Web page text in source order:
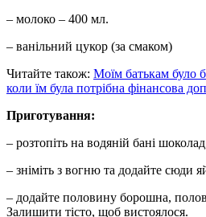
– молоко – 400 мл.
– ванільний цукор (за смаком)
Читайте також: Моїм батькам було
коли їм була потрібна фінансова
Приготування:
– розтопіть на водяній бані
– зніміть з вогню та додайте сюди
– додайте половину борошна,
Залишити тісто, щоб вистоялося.